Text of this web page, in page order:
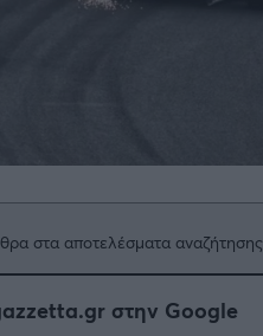
στα αποτελέσματα αναζήτησης.
στην Google